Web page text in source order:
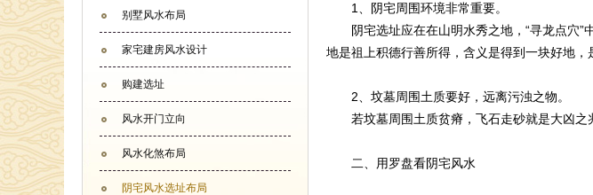
别墅风水布局
家宅建房风水设计
购建选址
风水开门立向
风水化煞布局
阴宅风水选址布局
1、阴宅周围环境非常重要。
阴宅选址应在在山明水秀之地，“寻龙点穴”
地是祖上积德行善所得，含义是得到一块好地，
2、坟墓周围土质要好，远离污浊之物。
若坟墓周围土质贫瘠，飞石走砂就是大凶之
二、用罗盘看阴宅风水